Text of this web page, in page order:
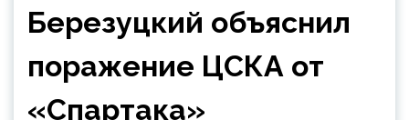
Березуцкий объяснил
поражение ЦСКА от
«Спартака»